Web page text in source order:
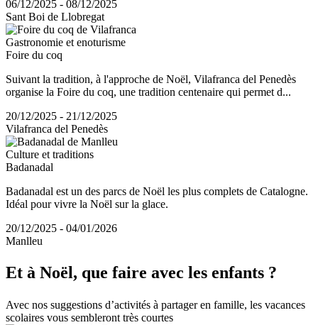
06/12/2025 - 08/12/2025
Sant Boi de Llobregat
Gastronomie et enoturisme
Foire du coq
Suivant la tradition, à l'approche de Noël, Vilafranca del Penedès
organise la Foire du coq, une tradition centenaire qui permet d...
20/12/2025 - 21/12/2025
Vilafranca del Penedès
Culture et traditions
Badanadal
Badanadal est un des parcs de Noël les plus complets de Catalogne.
Idéal pour vivre la Noël sur la glace.
20/12/2025 - 04/01/2026
Manlleu
Et à Noël, que faire avec les enfants ?
Avec nos suggestions d’activités à partager en famille, les vacances
scolaires vous sembleront très courtes